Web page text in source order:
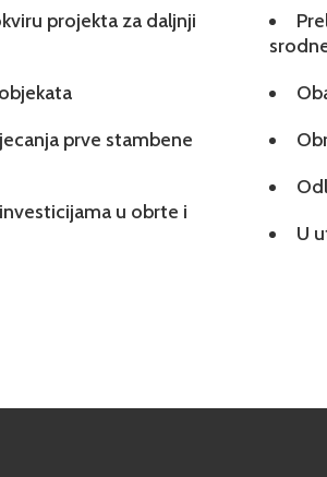
projekta za daljnji
prve stambene
u obrte i
U